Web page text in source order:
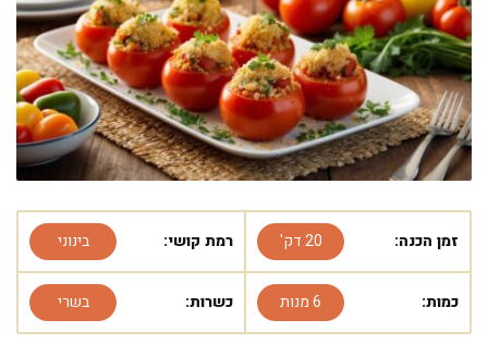
זמן הכנה: 20 דק' רמת קושי: בינוני
כמות: 6 מנות כשרות: בשרי